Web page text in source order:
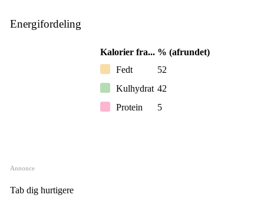
Energifordeling
Kalorier fra... % (afrundet)
Fedt
52
Kulhydrat 42
Protein
5
Annonce
Tab dig hurtigere